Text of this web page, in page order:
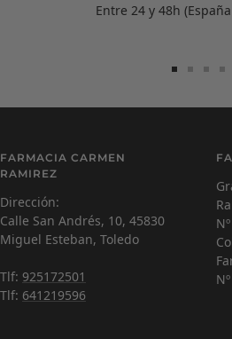
Entre 24 y 48h
Ir
Ir
Ir
Ir
4
FARMACIA CARMEN
RAMIREZ
Dirección:
Calle San Andrés, 10, 45830
Miguel Esteban, Toledo
Tlf: 925172501
Tlf: 641219596
C Farmacéutica Virtual - En
¡Hola! Soy Carmen 😊, tu
¿Cómo estás hoy y en